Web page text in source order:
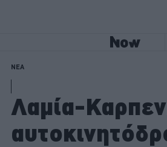
ΝΕΑ
Λαμία-